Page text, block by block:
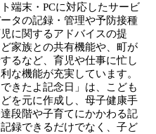
端末・PCに対応したサービ
タの記録・管理や予防接種
に関するアドバイスの提
家族との共有機能や、町が
るなど、育児や仕事に忙し
な機能が充実しています。
きたよ記念日」は、こども
を元に作成し、母子健康手
段階や子育てにかかわる記
録できるだけでなく、子ど